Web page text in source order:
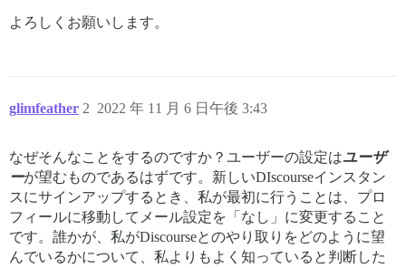
よろしくお願いします。
glimfeather 2022 年 11 月 6 日午後 3:43
2
なぜそんなことをするのですか？ユーザーの設定はユーザ
ーが望むものであるはずです。新しいDIscourseインスタン
スにサインアップするとき、私が最初に行うことは、プロ
フィールに移動してメール設定を「なし」に変更すること
です。誰かが、私がDiscourseとのやり取りをどのように望
んでいるかについて、私よりもよく知っていると判断した